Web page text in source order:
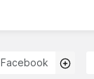
Facebook